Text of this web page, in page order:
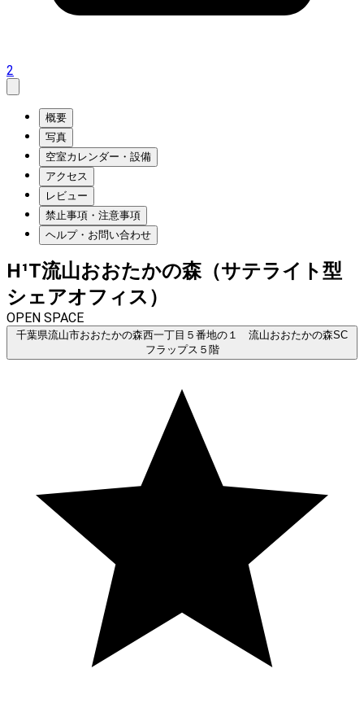
2
概要
写真
空室カレンダー・設備
アクセス
レビュー
禁止事項・注意事項
ヘルプ・お問い合わせ
H¹T流山おおたかの森（サテライト型
シェアオフィス）
OPEN SPACE
千葉県流山市おおたかの森西一丁目５番地の１ 流山おおたかの森SC
フラップス５階